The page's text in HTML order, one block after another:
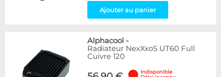
Ajouter au panier
Alphacool -
Radiateur NexXxoS UT60 Full
Cuivre 120
Indisponible